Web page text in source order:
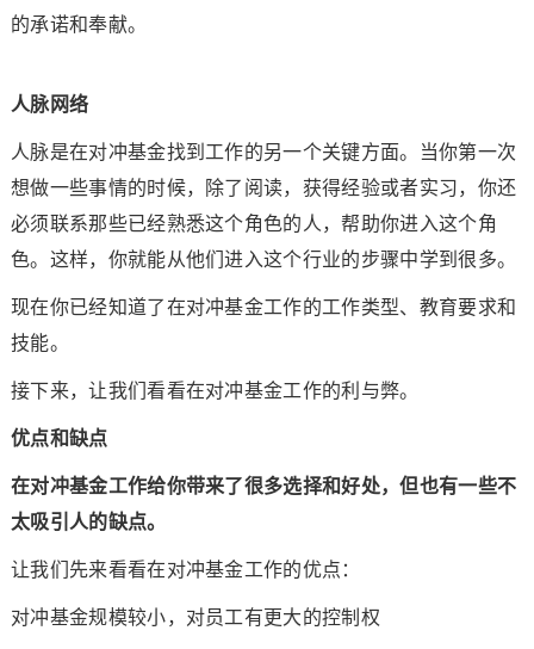
的承诺和奉献。
人脉网络
人脉是在对冲基金找到工作的另一个关键方面。当你第一次
想做一些事情的时候，除了阅读，获得经验或者实习，你还
必须联系那些已经熟悉这个角色的人，帮助你进入这个角
色。这样，你就能从他们进入这个行业的步骤中学到很多。
现在你已经知道了在对冲基金工作的工作类型、教育要求和
技能。
接下来，让我们看看在对冲基金工作的利与弊。
优点和缺点
在对冲基金工作给你带来了很多选择和好处，但也有一些不
太吸引人的缺点。
让我们先来看看在对冲基金工作的优点：
对冲基金规模较小，对员工有更大的控制权